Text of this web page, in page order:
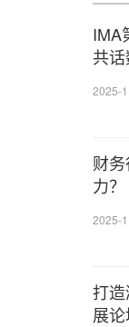
IMA
共
2025-
财
力？
2025-
打
展